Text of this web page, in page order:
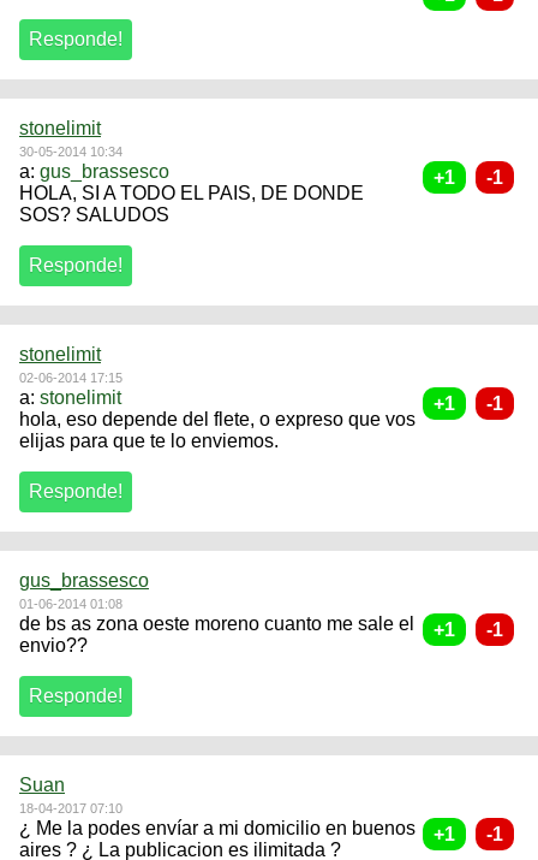
stonelimit
30-05-2014 10:34
a: gus_brassesco
HOLA, SI A TODO EL PAIS, DE DONDE
SOS? SALUDOS
stonelimit
02-06-2014 17:15
a: stonelimit
hola, eso depende del flete, o expreso que vos
elijas para que te lo enviemos.
gus_brassesco
01-06-2014 01:08
de bs as zona oeste moreno cuanto me sale el
envio??
Suan
18-04-2017 07:10
¿ Me la podes envíar a mi domicilio en buenos
aires ? ¿ La publicacion es ilimitada ?